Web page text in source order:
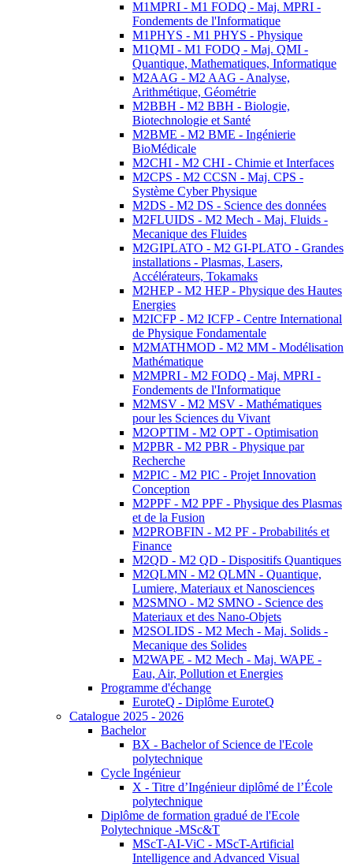
M1MPRI - M1 FODQ - Maj. MPRI -
Fondements de l'Informatique
M1PHYS - M1 PHYS - Physique
M1QMI - M1 FODQ - Maj. QMI -
Quantique, Mathematiques, Informatique
M2AAG - M2 AAG - Analyse,
Arithmétique, Géométrie
M2BBH - M2 BBH - Biologie,
Biotechnologie et Santé
M2BME - M2 BME - Ingénierie
BioMédicale
M2CHI - M2 CHI - Chimie et Interfaces
M2CPS - M2 CCSN - Maj. CPS -
Système Cyber Physique
M2DS - M2 DS - Science des données
M2FLUIDS - M2 Mech - Maj. Fluids -
Mecanique des Fluides
M2GIPLATO - M2 GI-PLATO - Grandes
installations - Plasmas, Lasers,
Accélérateurs, Tokamaks
M2HEP - M2 HEP - Physique des Hautes
Energies
M2ICFP - M2 ICFP - Centre International
de Physique Fondamentale
M2MATHMOD - M2 MM - Modélisation
Mathématique
M2MPRI - M2 FODQ - Maj. MPRI -
Fondements de l'Informatique
M2MSV - M2 MSV - Mathématiques
pour les Sciences du Vivant
M2OPTIM - M2 OPT - Optimisation
M2PBR - M2 PBR - Physique par
Recherche
M2PIC - M2 PIC - Projet Innovation
Conception
M2PPF - M2 PPF - Physique des Plasmas
et de la Fusion
M2PROBFIN - M2 PF - Probabilités et
Finance
M2QD - M2 QD - Dispositifs Quantiques
M2QLMN - M2 QLMN - Quantique,
Lumiere, Materiaux et Nanosciences
M2SMNO - M2 SMNO - Science des
Materiaux et des Nano-Objets
M2SOLIDS - M2 Mech - Maj. Solids -
Mecanique des Solides
M2WAPE - M2 Mech - Maj. WAPE -
Eau, Air, Pollution et Energies
Programme d'échange
EuroteQ - Diplôme EuroteQ
Catalogue 2025 - 2026
Bachelor
BX - Bachelor of Science de l'Ecole
polytechnique
Cycle Ingénieur
X - Titre d’Ingénieur diplômé de l’École
polytechnique
Diplôme de formation gradué de l'Ecole
Polytechnique -MSc&T
MScT-AI-ViC - MScT-Artificial
Intelligence and Advanced Visual